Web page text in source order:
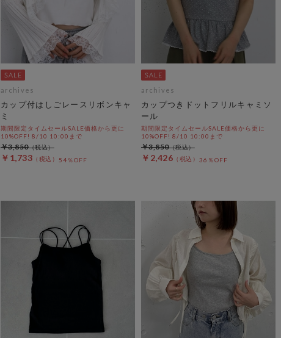
archives
カップ付はしごレースリボンキャ
ミ
期間限定タイムセールSALE価格から更に
10%OFF! 8/10 10:00まで
￥1,733 54％OFF
￥3,850
archives
カップつきドットフリルキャミソ
ール
期間限定タイムセールSALE価格から更に
10%OFF! 8/10 10:00まで
￥2,426 36％OFF
￥3,850